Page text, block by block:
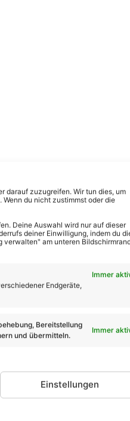
darauf zuzugreifen. Wir tun dies, um
du nicht zustimmst oder die
Deine Auswahl wird nur auf dieser
deiner Einwilligung, indem du
am unteren
Immer
Endgeräte,
Bereitstellung
und übermitteln.
Immer
Einstellungen
Zuckern
Kaiser Management an,
Künstler waren bei einigen
Ben Zuckerhat sich